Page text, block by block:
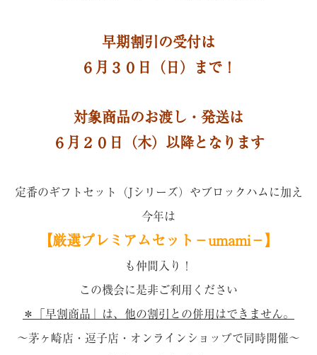
早期割引の受付は
６月３０日（日）まで！
対象商品のお渡し・発送は
６月２０日（木）以降となります
定番のギフトセット（Jシリーズ）やブロックハムに加え
今年は
【厳選プレミアムセット－umami－】
も仲間入り！
この機会に是非ご利用ください
＊「早割商品」は、他の割引との併用はできません。
～茅ヶ崎店・逗子店・オンラインショップで同時開催～